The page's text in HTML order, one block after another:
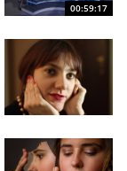
00:59:17